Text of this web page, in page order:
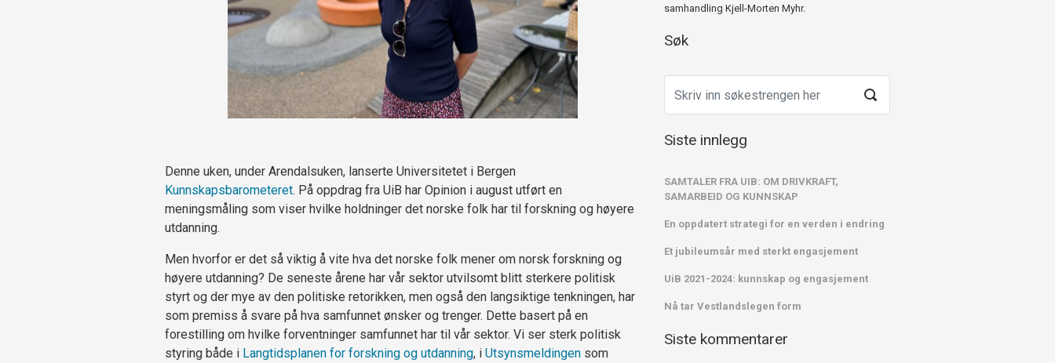
Denne uken, under Arendalsuken, lanserte Universitetet i Bergen
Kunnskapsbarometeret. På oppdrag fra UiB har Opinion i august utført en
meningsmåling som viser hvilke holdninger det norske folk har til forskning og høyere
utdanning.
Men hvorfor er det så viktig å vite hva det norske folk mener om norsk forskning og
høyere utdanning? De seneste årene har vår sektor utvilsomt blitt sterkere politisk
styrt og der mye av den politiske retorikken, men også den langsiktige tenkningen, har
som premiss å svare på hva samfunnet ønsker og trenger. Dette basert på en
forestilling om hvilke forventninger samfunnet har til vår sektor. Vi ser sterk politisk
styring både i Langtidsplanen for forskning og utdanning, i Utsynsmeldingensom
samhandling Kjell-Morten Myhr.
Søk
Siste innlegg
SAMTALER FRA UIB: OM DRIVKRAFT,
SAMARBEID OG KUNNSKAP
En oppdatert strategi for en verden i endring
Et jubileumsår med sterkt engasjement
UiB 2021-2024: kunnskap og engasjement
Nå tar Vestlandslegen form
Siste kommentarer